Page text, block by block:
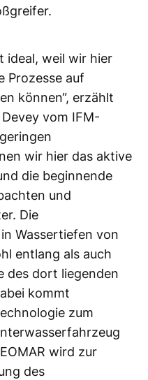
ideal, weil wir hier
Prozesse auf
können“, erzählt
vom IFM-
wir hier das aktive
die beginnende
und
Die
Wassertiefen von
entlang als auch
des dort liegenden
kommt
zum
wird zur
des